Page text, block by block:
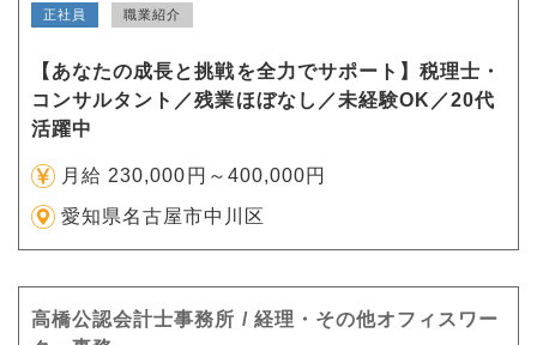
正社員 職業紹介
【あなたの成長と挑戦を全力でサポート】税理士・
コンサルタント／残業ほぼなし／未経験OK／20代
活躍中
月給 230,000円～400,000円
愛知県名古屋市中川区
高橋公認会計士事務所 / 経理・その他オフィスワー